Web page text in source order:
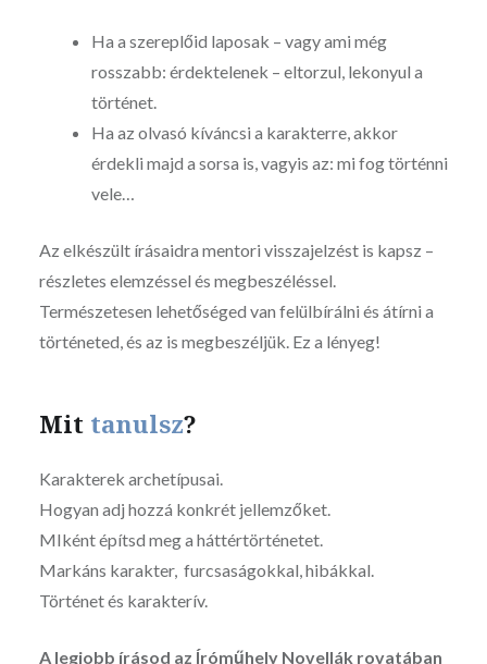
Ha a szereplőid laposak – vagy ami még
rosszabb: érdektelenek – eltorzul, lekonyul a
történet.
Ha az olvasó kíváncsi a karakterre, akkor
érdekli majd a sorsa is, vagyis az: mi fog történni
vele…
Az elkészült írásaidra mentori visszajelzést is kapsz –
részletes elemzéssel és megbeszéléssel.
Természetesen lehetőséged van felülbírálni és átírni a
történeted, és az is megbeszéljük. Ez a lényeg!
Mit tanulsz?
Karakterek archetípusai.
Hogyan adj hozzá konkrét jellemzőket.
MIként építsd meg a háttértörténetet.
Markáns karakter, furcsaságokkal, hibákkal.
Történet és karakterív.
A legjobb írásod az Íróműhely Novellák rovatában